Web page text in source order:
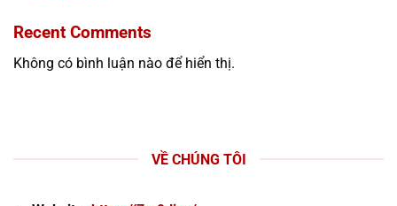
Recent Comments
Không có bình luận nào để hiển thị.
VỀ CHÚNG TÔI